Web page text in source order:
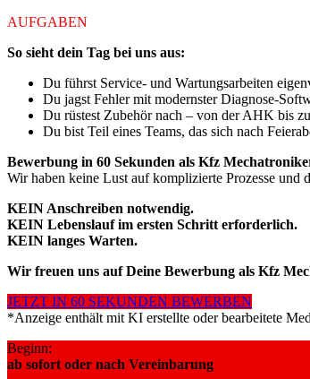
AUFGABEN
So sieht dein Tag bei uns aus:
Du führst Service- und Wartungsarbeiten
Du jagst Fehler mit modernster Diagnose-
Du rüstest Zubehör nach – von der AHK bis
Du bist Teil eines Teams, das sich nach
Bewerbung in 60 Sekunden als Kfz
Wir haben keine Lust auf komplizierte Prozesse und
KEIN Anschreiben notwendig.
KEIN Lebenslauf im ersten Schritt erforderlich.
KEIN langes Warten.
Wir freuen uns auf Deine Bewerbung als Kfz
JETZT IN 60 SEKUNDEN BEWERBEN
*Anzeige enthält mit KI erstellte oder bearbeitete
Beginn:
ab sofort oder nach Vereinbarung